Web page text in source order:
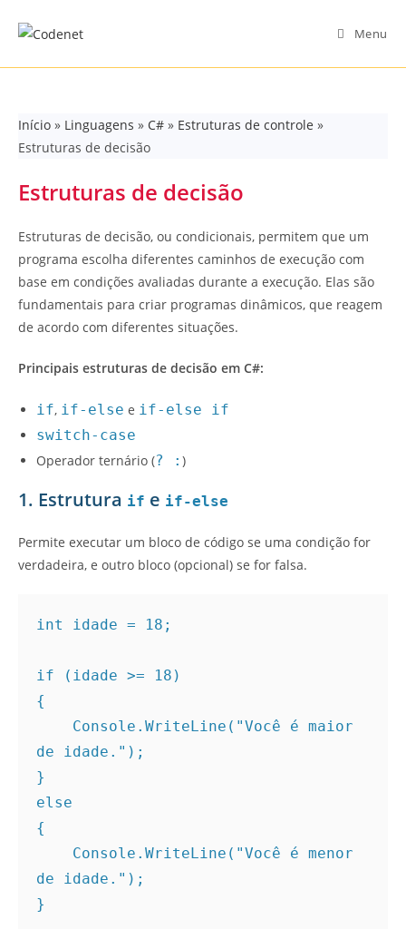
Menu
Início » Linguagens » C# » Estruturas de controle »
Estruturas de decisão
Estruturas de decisão
Estruturas de decisão, ou condicionais, permitem que um
programa escolha diferentes caminhos de execução com
base em condições avaliadas durante a execução. Elas são
fundamentais para criar programas dinâmicos, que reagem
de acordo com diferentes situações.
Principais estruturas de decisão em C#:
if, if-else e if-else if
switch-case
Operador ternário (? : )
1. Estrutura if e if-else
Permite executar um bloco de código se uma condição for
verdadeira, e outro bloco (opcional) se for falsa.
int idade = 18;
if (idade >= 18)
{
de idade.");
}
else
{
de idade.");
}